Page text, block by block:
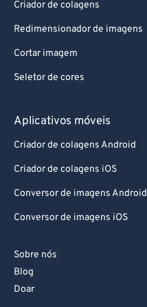
Criador de colagens
Redimensionador de imagens
Cortar imagem
Seletor de cores
Aplicativos móveis
Criador de colagens Android
Criador de colagens iOS
Conversor de imagens Android
Conversor de imagens iOS
Sobre nós
Blog
Doar